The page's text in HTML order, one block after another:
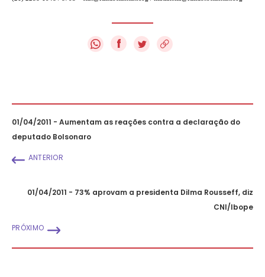
f
01/04/2011 - Aumentam as reações contra a declaração do
deputado Bolsonaro
ANTERIOR
01/04/2011 - 73% aprovam a presidenta Dilma Rousseff, diz
CNI/Ibope
PRÓXIMO